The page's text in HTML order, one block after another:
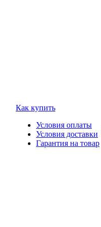
Как купить
Условия оплаты
Условия доставки
Гарантия на товар